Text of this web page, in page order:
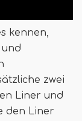
kennen,
und
zwei
Liner und
den Liner